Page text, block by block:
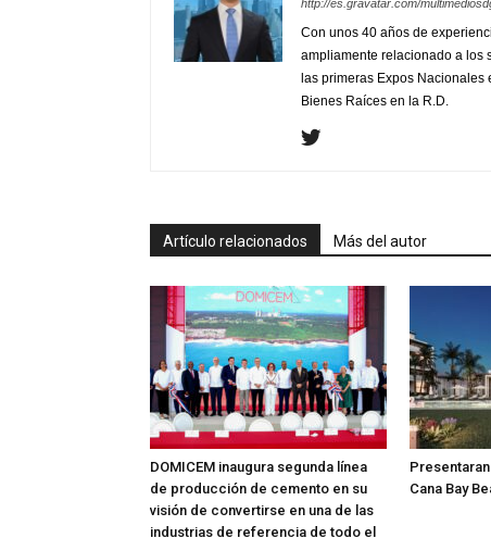
http://es.gravatar.com/
Con unos 40 años de
ampliamente relacionado a los
las primeras Expos
Bienes Raíces en la R.D.
Artículo relacionados Más del autor
DOMICEM inaugura segunda línea
de producción de cemento en su
visión de convertirse en una de las
industrias de referencia de todo el
Cana Bay